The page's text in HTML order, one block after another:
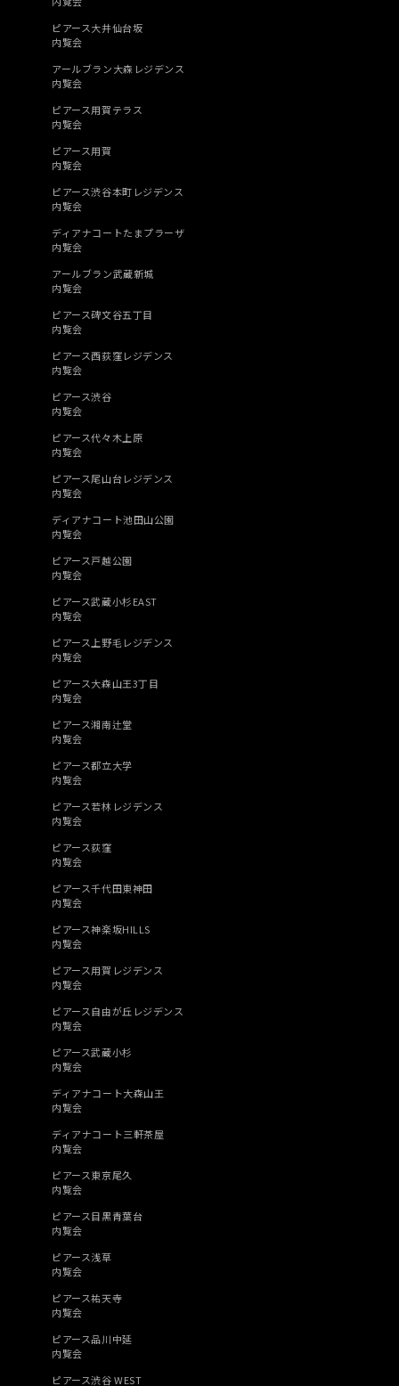
ピアース大井仙台坂
内覧会
アールブラン大森レジデンス
内覧会
ピアース用賀テラス
内覧会
ピアース用賀
内覧会
ピアース渋谷本町レジデンス
内覧会
ディアナコートたまプラーザ
内覧会
アールブラン武蔵新城
内覧会
ピアース碑文谷五丁目
内覧会
ピアース西荻窪レジデンス
内覧会
ピアース渋谷
内覧会
ピアース代々木上原
内覧会
ピアース尾山台レジデンス
内覧会
ディアナコート池田山公園
内覧会
ピアース戸越公園
内覧会
ピアース武蔵小杉EAST
内覧会
ピアース上野毛レジデンス
内覧会
ピアース大森山王3丁目
内覧会
ピアース湘南辻堂
内覧会
ピアース都立大学
内覧会
ピアース若林レジデンス
内覧会
ピアース荻窪
内覧会
ピアース千代田東神田
内覧会
ピアース神楽坂HILLS
内覧会
ピアース用賀レジデンス
内覧会
ピアース自由が丘レジデンス
内覧会
ピアース武蔵小杉
内覧会
ディアナコート大森山王
内覧会
ディアナコート三軒茶屋
内覧会
ピアース東京尾久
内覧会
ピアース目黒青葉台
内覧会
ピアース浅草
内覧会
ピアース祐天寺
内覧会
ピアース品川中延
内覧会
ピアース渋谷 WEST